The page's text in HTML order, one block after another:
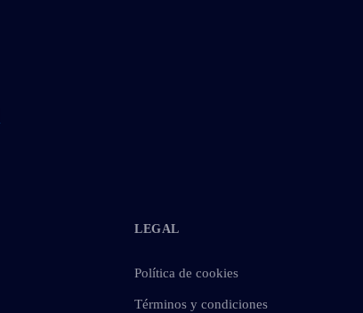
LEGAL
Política de cookies
Términos y condiciones